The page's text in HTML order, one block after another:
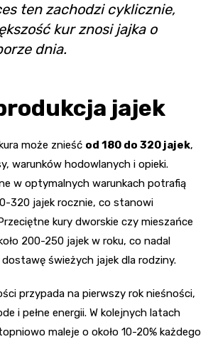
ten zachodzi cyklicznie,
kur znosi jajka o
dnia.
jajek
może znieść od 180 do 320 jajek,
warunków hodowlanych i opieki.
w optymalnych warunkach potrafią
320 jajek rocznie, co stanowi
kury dworskie czy mieszańce
200-250 jajek w roku, co nadal
świeżych jajek dla rodziny.
przypada na pierwszy rok nieśności,
i pełne energii. W kolejnych latach
maleje o około 10-20% każdego